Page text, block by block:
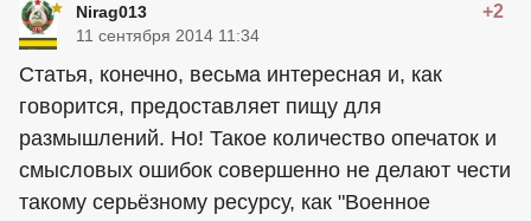
Nirag013 +2
11 сентября 2014 11:34
Статья, конечно, весьма интересная и, как
говорится, предоставляет пищу для
размышлений. Но! Такое количество опечаток и
смысловых ошибок совершенно не делают чести
такому серьёзному ресурсу, как "Военное